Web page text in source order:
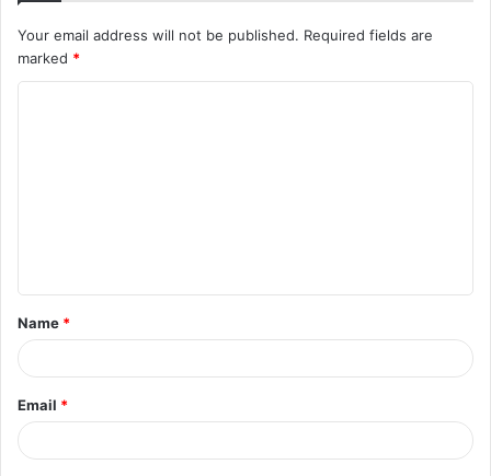
Your email address will not be published. Required fields are
marked *
t
*
Name *
Email *